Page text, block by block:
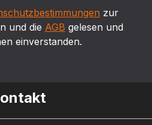
zur
und die AGB gelesen und
einverstanden.